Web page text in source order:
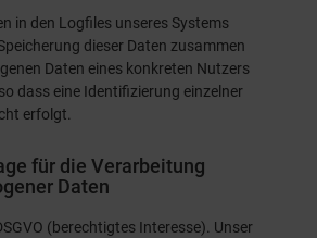
in den Logfiles unseres Systems
dieser Daten zusammen
Daten eines konkreten Nutzers
dass eine Identifizierung einzelner
erfolgt.
für die Verarbeitung
Daten
(berechtigtes Interesse). Unser